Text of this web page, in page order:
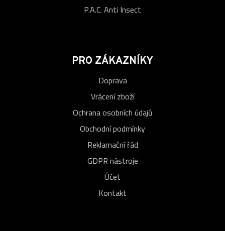
P.A.C. Anti Insect
PRO ZÁKAZNÍKY
Doprava
Vrácení zboží
Ochrana osobních údajů
Obchodní podmínky
Reklamační řád
GDPR nástroje
Účet
Kontakt